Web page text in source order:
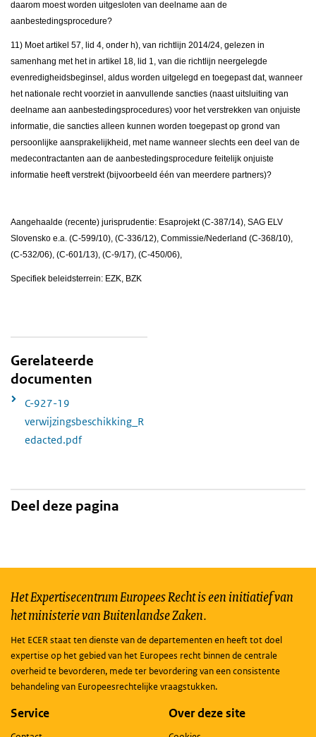
daarom moest worden uitgesloten van deelname aan de
aanbestedingsprocedure?
11) Moet artikel 57, lid 4, onder h), van richtlijn 2014/24, gelezen in
samenhang met het in artikel 18, lid 1, van die richtlijn neergelegde
evenredigheidsbeginsel, aldus worden uitgelegd en toegepast dat, wanneer
het nationale recht voorziet in aanvullende sancties (naast uitsluiting van
deelname aan aanbestedingsprocedures) voor het verstrekken van onjuiste
informatie, die sancties alleen kunnen worden toegepast op grond van
persoonlijke aansprakelijkheid, met name wanneer slechts een deel van de
medecontractanten aan de aanbestedingsprocedure feitelijk onjuiste
informatie heeft verstrekt (bijvoorbeeld één van meerdere partners)?
Aangehaalde (recente) jurisprudentie: Esaprojekt (C-387/14), SAG ELV
Slovensko e.a. (C-599/10), (C-336/12), Commissie/Nederland (C-368/10),
(C-532/06), (C-601/13), (C-9/17), (C-450/06),
Specifiek beleidsterrein: EZK, BZK
Gerelateerde
documenten
C-927-19
verwijzingsbeschikking_R
edacted.pdf
Deel deze pagina
Het Expertisecentrum Europees Recht is een initiatief van
het ministerie van Buitenlandse Zaken.
Het ECER staat ten dienste van de departementen en heeft tot doel
expertise op het gebied van het Europees recht binnen de centrale
overheid te bevorderen, mede ter bevordering van een consistente
behandeling van Europeesrechtelijke vraagstukken.
Service Over deze site